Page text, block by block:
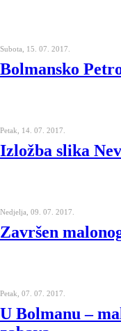
Subota, 15. 07. 2017.
Bolmansko
Petak, 14. 07. 2017.
Izložba slika
Nedjelja, 09. 07. 2017.
Završen
Petak, 07. 07. 2017.
U Bolmanu –